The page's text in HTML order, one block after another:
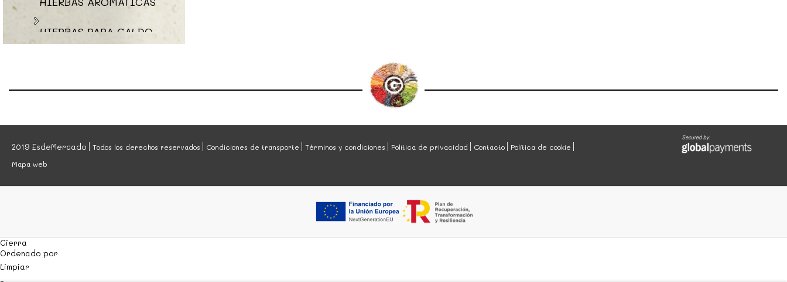
HIERBAS PARA CALDO
NABO
PEPINO
PIMIENTO
RÁBANO
2019 EsdeMercado Todos los derechos reservados Condiciones de transporte Términos y condiciones Política de privacidad Contacto
Política de cookie
Mapa web
Cierra
Ordenado por
Limpiar